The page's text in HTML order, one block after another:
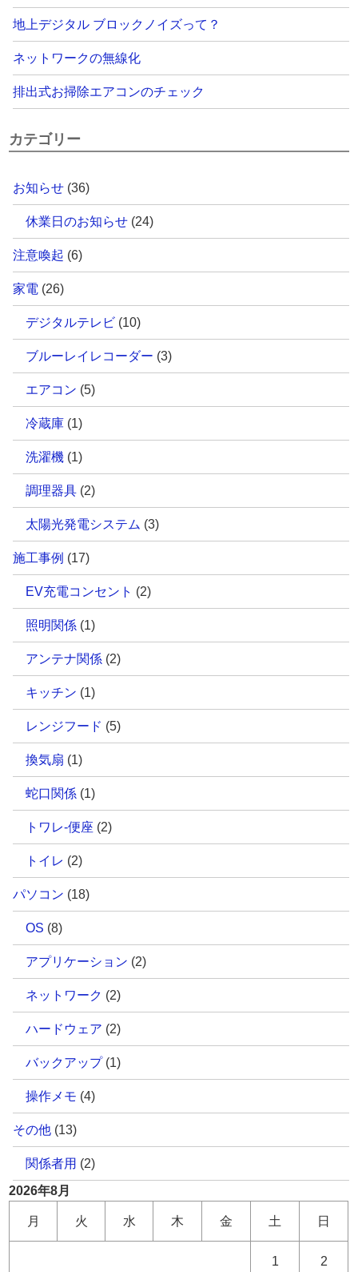
地上デジタル ブロックノイズって？
ネットワークの無線化
排出式お掃除エアコンのチェック
カテゴリー
お知らせ (36)
休業日のお知らせ (24)
注意喚起 (6)
家電 (26)
デジタルテレビ (10)
ブルーレイレコーダー (3)
エアコン (5)
冷蔵庫 (1)
洗濯機 (1)
調理器具 (2)
太陽光発電システム (3)
施工事例 (17)
EV充電コンセント (2)
照明関係 (1)
アンテナ関係 (2)
キッチン (1)
レンジフード (5)
換気扇 (1)
蛇口関係 (1)
トワレ-便座 (2)
トイレ (2)
パソコン (18)
OS (8)
アプリケーション (2)
ネットワーク (2)
ハードウェア (2)
バックアップ(1)
操作メモ (4)
その他 (13)
関係者用 (2)
2026年8月
月 火 水 木 金 土 日
1 2